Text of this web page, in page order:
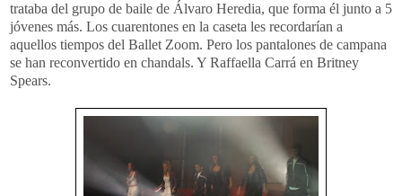
trataba del grupo de baile de Álvaro Heredia, que forma él junto a 5
jóvenes más. Los cuarentones en la caseta les recordarían a
aquellos tiempos del Ballet Zoom. Pero los pantalones de campana
se han reconvertido en chandals. Y Raffaella Carrá en Britney
Spears.